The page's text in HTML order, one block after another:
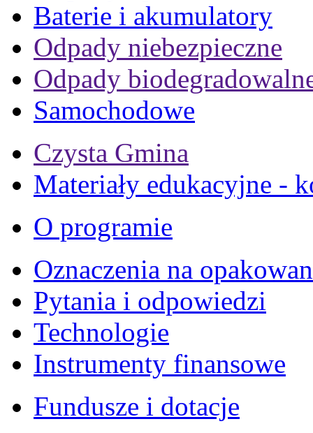
Baterie i akumulatory
Odpady niebezpieczne
Odpady
Samochodowe
Czysta Gmina
Materiały edukacyjne -
O programie
Oznaczenia na
Pytania i odpowiedzi
Technologie
Instrumenty finansowe
Fundusze i dotacje